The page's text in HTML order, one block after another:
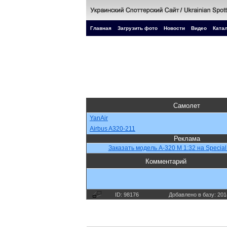
Главная Загрузить фото Новости Видео
Самолет
YanAir
Airbus A320-211
Реклама
Заказать модель A-320 M 1:32 на
Комментарий
ID: 98176 Добавлено в базу: